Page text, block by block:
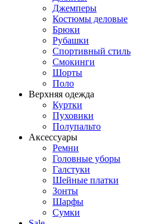
Джемперы
Костюмы деловые
Брюки
Рубашки
Спортивный стиль
Смокинги
Шорты
Поло
Верхняя одежда
Куртки
Пуховики
Полупальто
Аксессуары
Ремни
Головные уборы
Галстуки
Шейные платки
Зонты
Шарфы
Сумки